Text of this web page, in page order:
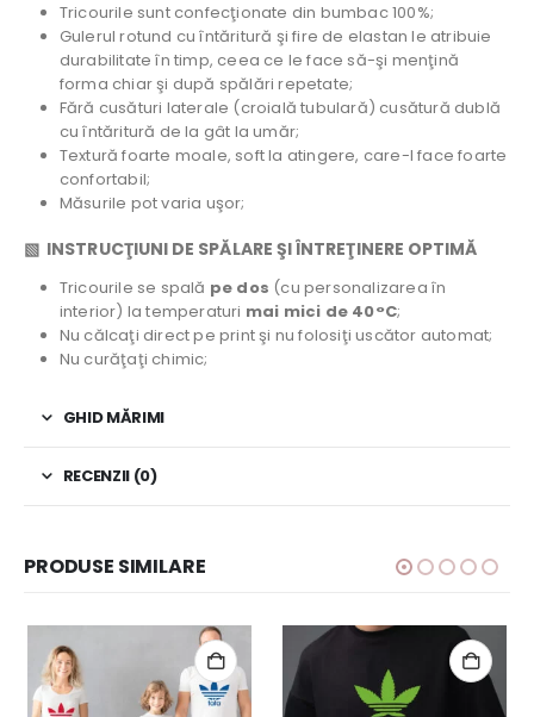
Tricourile sunt confecţionate din bumbac 100%;
Gulerul rotund cu întăritură şi fire de elastan le atribuie
durabilitate în timp, ceea ce le face să-şi menţină
forma chiar şi după spălări repetate;
Fără cusături laterale (croială tubulară) cusătură dublă
cu întăritură de la gât la umăr;
Textură foarte moale, soft la atingere, care-l face foarte
confortabil;
Măsurile pot varia uşor;
▧ INSTRUCŢIUNI DE SPĂLARE ŞI ÎNTREŢINERE OPTIMĂ
Tricourile se spală pe dos (cu personalizarea în
interior) la temperaturi mai mici de 40°C;
Nu călcaţi direct pe print şi nu folosiţi uscător automat;
Nu curăţaţi chimic;
GHID MĂRIMI
RECENZII (0)
PRODUSE SIMILARE